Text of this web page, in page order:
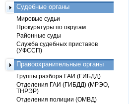
Судебные органы
Мировые судьи
Прокуратуры по округам
Районные суды
Служба судебных приставов
(УФССП)
Правоохранительные органы
Группы разбора ГАИ (ГИБДД)
Отделения ГАИ (ГИБДД) (МРЭО,
ТНРЭР)
Отделения полиции (ОМВД)